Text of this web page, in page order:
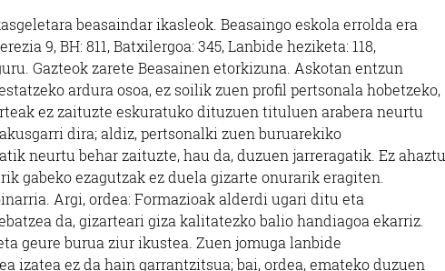
beasaindar ikasleok. Beasaingo eskola errolda era
9, BH: 811, Batxilergoa: 345, Lanbide heziketa: 118,
Gazteok zarete Beasainen etorkizuna. Askotan entzun
ardura osoa, ez soilik zuen profil pertsonala hobetzeko,
ez zaituzte eskuratuko dituzuen tituluen arabera neurtu
dira; aldiz, pertsonalki zuen buruarekiko
neurtu behar zaituzte, hau da, duzuen jarreragatik. Ez ahaztu
gabeko ezagutzak ez duela gizarte onurarik eragiten.
Argi, ordea: Formazioak alderdi ugari ditu eta
da, gizarteari giza kalitatezko balio handiagoa ekarriz.
geure burua ziur ikustea. Zuen jomuga lanbide
izatea ez da hain garrantzitsua; bai, ordea, emateko duzuen